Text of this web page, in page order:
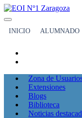
INICIO ALUMNADO
Zona de
Extensiones
Blogs
Biblioteca
Noticias